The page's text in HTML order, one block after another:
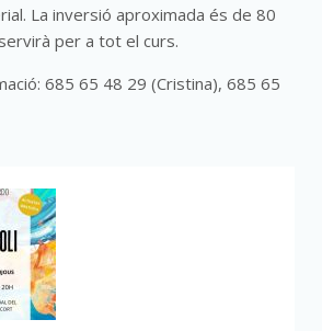
La inversió aproximada és de 80
per a tot el curs.
685 65 48 29 (Cristina), 685 65